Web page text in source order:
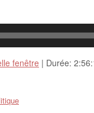
fenêtre | Durée: